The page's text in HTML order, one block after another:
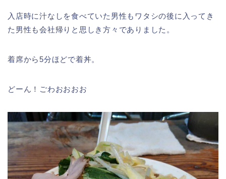
入店時に汁なしを食べていた男性もワタシの後に入ってき
た男性も会社帰りと思しき方々でありました。
着席から5分ほどで着丼。
どーん！ごわおおおお